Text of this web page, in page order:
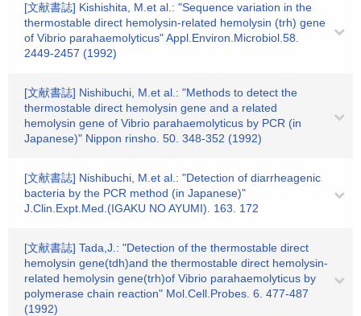
[文献書誌] Kishishita, M.et al.: "Sequence variation in the
thermostable direct hemolysin-related hemolysin (trh) gene
of Vibrio parahaemolyticus" Appl.Environ.Microbiol.58.
2449-2457 (1992)
[文献書誌] Nishibuchi, M.et al.: "Methods to detect the
thermostable direct hemolysin gene and a related
hemolysin gene of Vibrio parahaemolyticus by PCR (in
Japanese)" Nippon rinsho. 50. 348-352 (1992)
[文献書誌] Nishibuchi, M.et al.: "Detection of diarrheagenic
bacteria by the PCR method (in Japanese)"
J.Clin.Expt.Med.(IGAKU NO AYUMI). 163. 172
[文献書誌] Tada,J.: "Detection of the thermostable direct
hemolysin gene(tdh)and the thermostable direct hemolysin-
related hemolysin gene(trh)of Vibrio parahaemolyticus by
polymerase chain reaction" Mol.Cell.Probes. 6. 477-487
(1992)